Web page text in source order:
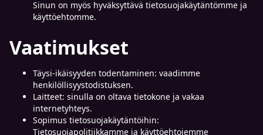
Sinun on myös hyväksyttävä tietosuojakäytäntömme ja
käyttöehtomme.
Vaatimukset
Täysi-ikäisyyden todentaminen: vaadimme
henkilöllisyystodistuksen.
Laitteet: sinulla on oltava tietokone ja vakaa
internetyhteys.
Sopimus tietosuojakäytäntöihin:
Tietosuojapolitiikkamme ja käyttöehtojemme